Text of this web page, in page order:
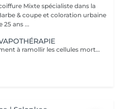
Mixte spécialiste dans la
& coupe et coloration urbaine
25 ans ...
Cet appareil sert essentiellement à ramollir les cellules mortes de la peau et prépare la peau de manière optimale au soin correspondant. Le vapozone permet ainsi d'ouvrir les pores pour un nettoyage en profondeur de la peau. La vapeur + l'ozone pénètre en profondeur dans les pores et nettoie les impuretés, le gras, les points noirs et les restes de maquillage. La vapeur peut donc aider